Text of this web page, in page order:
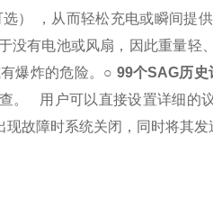
）
，从而轻松充电或瞬间提供
没有电池或风扇，因此重量轻
爆炸的危险。 ○ 99个SAG历史
。 用户可以直接设置详细的议
故障时系统关闭，同时将其发